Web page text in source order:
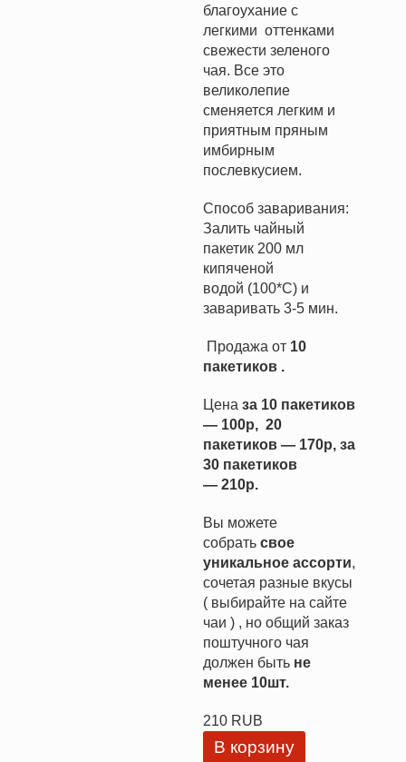
благоухание с
легкими оттенками
свежести зеленого
чая. Все это
великолепие
сменяется легким и
приятным пряным
имбирным
послевкусием.
Способ заваривания:
Залить чайный
пакетик 200 мл
кипяченой
водой (100*С) и
заваривать 3-5 мин.
Продажа от 10
пакетиков .
Цена за 10 пакетиков
— 100р, 20
пакетиков — 170р, за
30 пакетиков
— 210р.
Вы можете
собрать свое
уникальное ассорти,
сочетая разные вкусы
( выбирайте на сайте
чаи ) , но общий заказ
поштучного чая
должен быть не
менее 10шт.
210 RUB